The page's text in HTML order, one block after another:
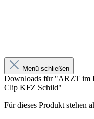
Menü schließen
Downloads für "ARZT im
Clip KFZ Schild"
Für dieses Produkt stehen